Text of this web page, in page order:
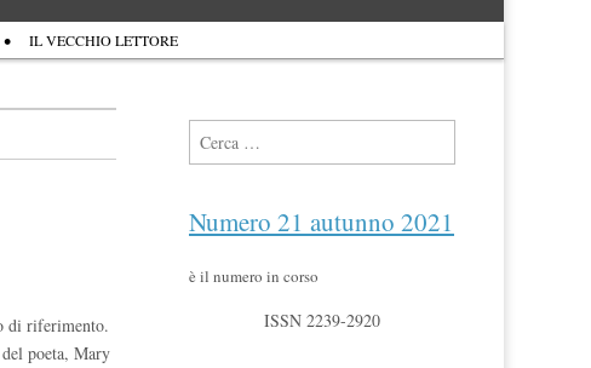
IL VECCHIO LETTORE
di riferimento.
poeta, Mary
Ricerca per:
Numero 21 autunno 2021
è il numero in corso
ISSN 2239-2920